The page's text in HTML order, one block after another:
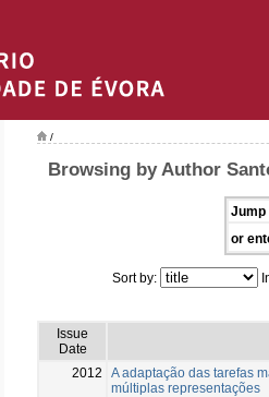
/
Browsing by Author
Jump
or
Sort by:
Issue
Date
2012
A adaptação das tarefas
múltiplas representações